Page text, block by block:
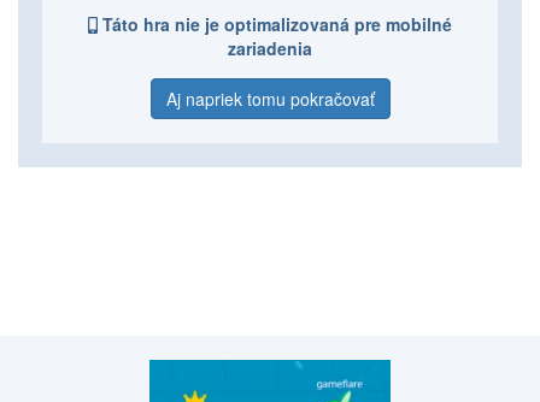
Táto hra nie je optimalizovaná pre mobilné
zariadenia
Aj napriek tomu pokračovať